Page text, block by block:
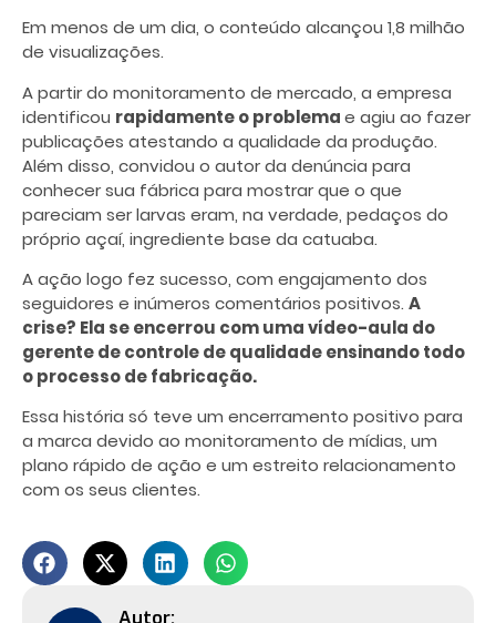
Em menos de um dia, o conteúdo alcançou 1,8 milhão
de visualizações.
A partir do monitoramento de mercado, a empresa
identificou rapidamente o problemae agiu ao fazer
publicações atestando a qualidade da produção.
Além disso, convidou o autor da denúncia para
conhecer sua fábrica para mostrar que o que
pareciam ser larvas eram, na verdade, pedaços do
próprio açaí, ingrediente base da catuaba.
A ação logo fez sucesso, com engajamento dos
seguidores e inúmeros comentários positivos. A
crise? Ela se encerrou com uma vídeo-aula do
gerente de controle de qualidade ensinando todo
o processo de fabricação.
Essa história só teve um encerramento positivo para
a marca devido ao monitoramento de mídias, um
plano rápido de ação e um estreito relacionamento
com os seus clientes.